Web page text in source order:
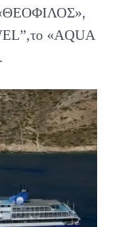
«ΘΕΟΦΙΛΟΣ»,
«AQUA